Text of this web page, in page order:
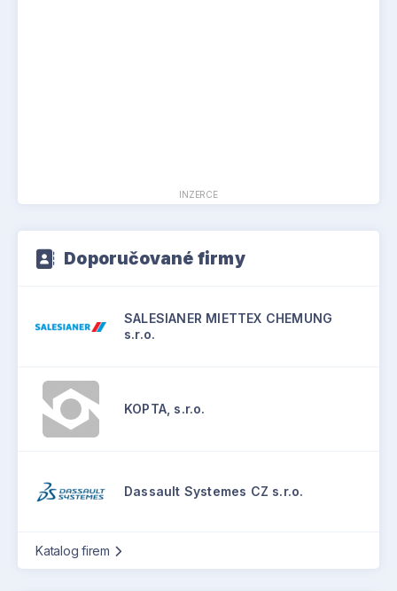
INZERCE
Doporučované firmy
SALESIANER MIETTEX CHEMUNG
s.r.o.
KOPTA, s.r.o.
Dassault Systemes CZ s.r.o.
Katalog firem